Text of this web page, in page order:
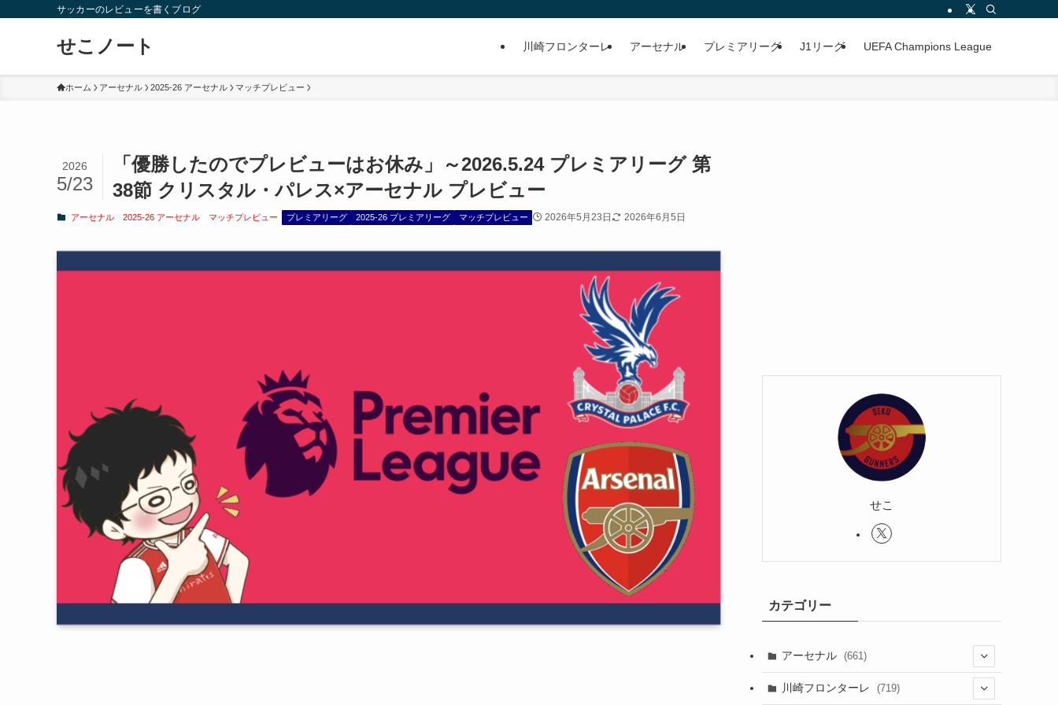
サッカーのレビューを書くブログ
せこノート 川崎フロンターレ アーセナル プレミアリーグ J1リーグ UEFA Champions League
ホーム アーセナル 2025-26 アーセナル マッチプレビュー
「優勝したのでプレビューはお休み」～2026.5.24 プレミアリーグ 第
38節 クリスタル・パレス×アーセナル プレビュー
2026
5/23
アーセナル 2025-26 アーセナル マッチプレビュー プレミアリーグ 2025-26 プレミアリーグ マッチプレビュー 2026年5月23日 2026年6月5日
せこ
カテゴリー
アーセナル (661)
(123)
川崎フロンターレ (719)